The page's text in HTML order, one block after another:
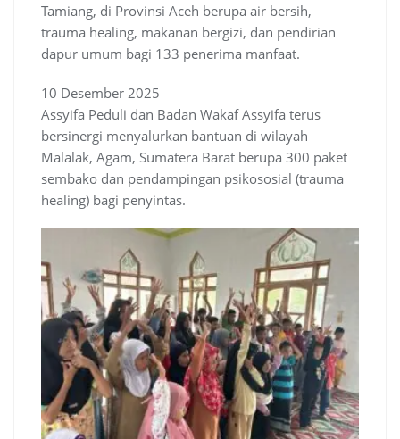
Tamiang, di Provinsi Aceh berupa air bersih,
trauma healing, makanan bergizi, dan pendirian
dapur umum bagi 133 penerima manfaat.
10 Desember 2025
Assyifa Peduli dan Badan Wakaf Assyifa terus
bersinergi menyalurkan bantuan di wilayah
Malalak, Agam, Sumatera Barat berupa 300 paket
sembako dan pendampingan psikososial (trauma
healing) bagi penyintas.